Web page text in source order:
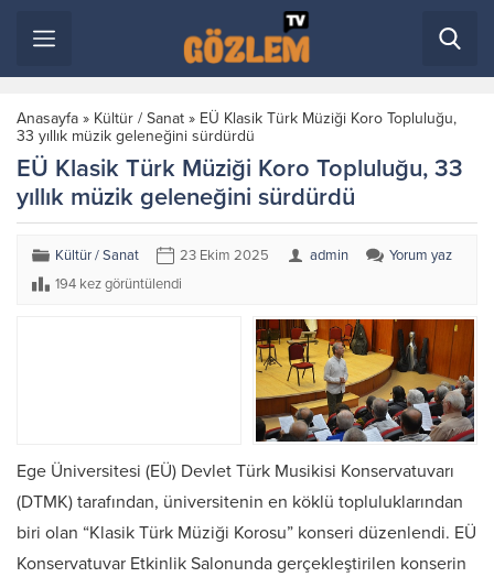
Anasayfa » Kültür / Sanat » EÜ Klasik Türk Müziği Koro Topluluğu,
33 yıllık müzik geleneğini sürdürdü
EÜ Klasik Türk Müziği Koro Topluluğu, 33
yıllık müzik geleneğini sürdürdü
Kültür / Sanat 23 Ekim 2025 admin
Yorum yaz
194 kez görüntülendi
Ege Üniversitesi (EÜ) Devlet Türk Musikisi Konservatuvarı
(DTMK) tarafından, üniversitenin en köklü topluluklarından
biri olan “Klasik Türk Müziği Korosu” konseri düzenlendi. EÜ
Konservatuvar Etkinlik Salonunda gerçekleştirilen konserin